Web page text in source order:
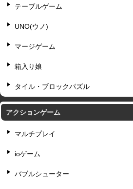
テーブルゲーム
UNO(ウノ)
マージゲーム
箱入り娘
タイル・ブロックパズル
アクションゲーム
マルチプレイ
ioゲーム
バブルシューター